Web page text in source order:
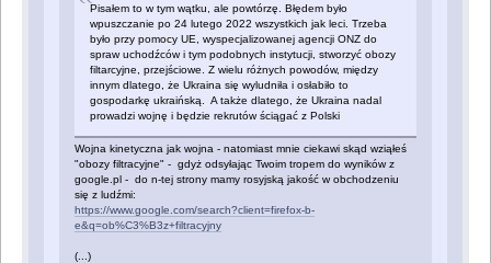
Pisałem to w tym wątku, ale powtórzę. Błędem było
wpuszczanie po 24 lutego 2022 wszystkich jak leci. Trzeba
było przy pomocy UE, wyspecjalizowanej agencji ONZ do
spraw uchodźców i tym podobnych instytucji, stworzyć obozy
filtarcyjne, przejściowe. Z wielu różnych powodów, między
innym dlatego, że Ukraina się wyludniła i osłabiło to
gospodarkę ukraińską. A także dlatego, że Ukraina nadal
prowadzi wojnę i będzie rekrutów ściągać z Polski
Wojna kinetyczna jak wojna - natomiast mnie ciekawi skąd wziąłeś
"obozy filtracyjne" - gdyż odsyłając Twoim tropem do wyników z
google.pl - do n-tej strony mamy rosyjską jakość w obchodzeniu
się z ludźmi:
https://www.google.com/search?client=firefox-b-
e&q=ob%C3%B3z+filtracyjny
(...)